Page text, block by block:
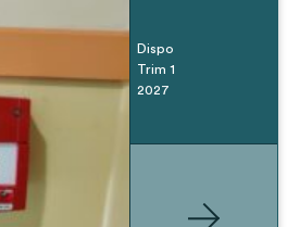
Dispo
Trim 1
2027